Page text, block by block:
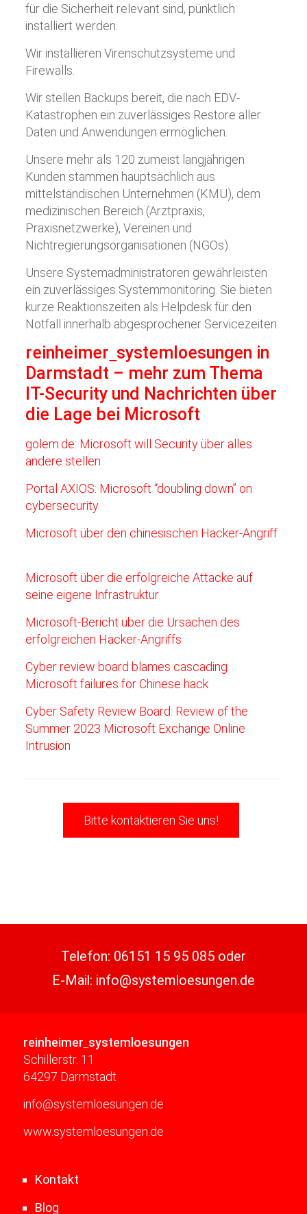
für die Sicherheit relevant sind, pünktlich
installiert werden.
Wir installieren Virenschutzsysteme und
Firewalls.
Wir stellen Backups bereit, die nach EDV-
Katastrophen ein zuverlässiges Restore aller
Daten und Anwendungen ermöglichen.
Unsere mehr als 120 zumeist langjährigen
Kunden stammen hauptsächlich aus
mittelständischen Unternehmen (KMU), dem
medizinischen Bereich (Arztpraxis,
Praxisnetzwerke), Vereinen und
Nichtregierungsorganisationen (NGOs).
Unsere Systemadministratoren gewährleisten
ein zuverlässiges Systemmonitoring. Sie bieten
kurze Reaktionszeiten als Helpdesk für den
Notfall innerhalb abgesprochener Servicezeiten.
reinheimer systemloesungen in
Darmstadt – mehr zum Thema
IT-Security und Nachrichten über
die Lage bei Microsoft
golem.de: Microsoft will Security über alles
andere stellen
Portal AXIOS: Microsoft “doubling down” on
cybersecurity
Microsoft über den chinesischen Hacker-Angriff
Microsoft über die erfolgreiche Attacke auf
seine eigene Infrastruktur
Microsoft-Bericht über die Ursachen des
erfolgreichen Hacker-Angriffs
Cyber review board blames cascading
Microsoft failures for Chinese hack
Cyber Safety Review Board: Review of the
Summer 2023 Microsoft Exchange Online
Intrusion
Bitte kontaktieren Sie uns!
Telefon: 06151 15 95 085 oder
E-Mail: info@systemloesungen.de
reinheimer systemloesungen
Schillerstr. 11
64297 Darmstadt
info@systemloesungen.de
www.systemloesungen.de
Kontakt
Blog